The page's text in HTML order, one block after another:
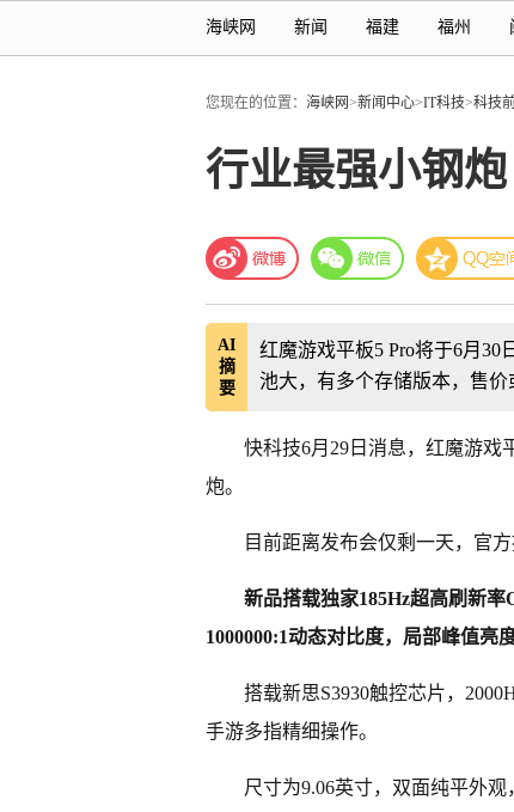
海峡网 新闻 福建 福州
您现在的位置： 海峡网>新闻中心>IT科技>科技
行业最强小钢
AI
摘
要
红魔游戏平板5 Pro将于6月30
池大，有多个存储版本，售价
快科技6月29日消息，红魔游戏
炮。
目前距离发布会仅剩一天，官
新品搭载独家185Hz超高刷新
1000000:1动态对比度，局部峰值亮
搭载新思S3930触控芯片，
手游多指精细操作。
尺寸为9.06英寸，双面纯平外